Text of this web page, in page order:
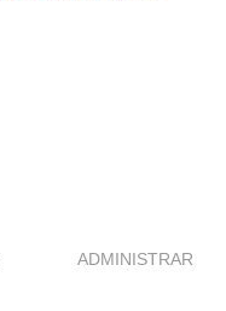
ADMINISTRAR